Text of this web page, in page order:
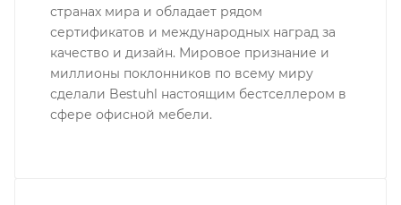
странах мира и обладает рядом
сертификатов и международных наград за
качество и дизайн. Мировое признание и
миллионы поклонников по всему миру
сделали Bestuhl настоящим бестселлером в
сфере офисной мебели.